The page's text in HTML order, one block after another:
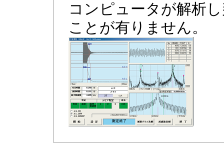
コンピュータが解析
ことが有りません。